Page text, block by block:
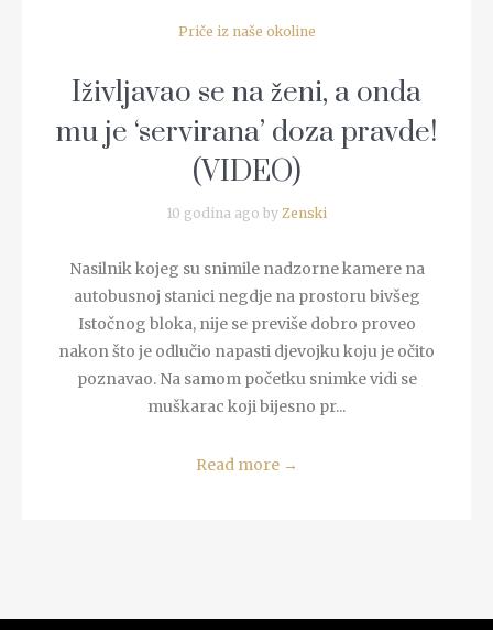
Priče iz naše okoline
Iživljavao se na ženi, a onda
mu je ‘servirana’ doza pravde!
(VIDEO)
10 godina ago by Zenski
Nasilnik kojeg su snimile nadzorne kamere na
autobusnoj stanici negdje na prostoru bivšeg
Istočnog bloka, nije se previše dobro proveo
nakon što je odlučio napasti djevojku koju je očito
poznavao. Na samom početku snimke vidi se
muškarac koji bijesno pr...
Read more →